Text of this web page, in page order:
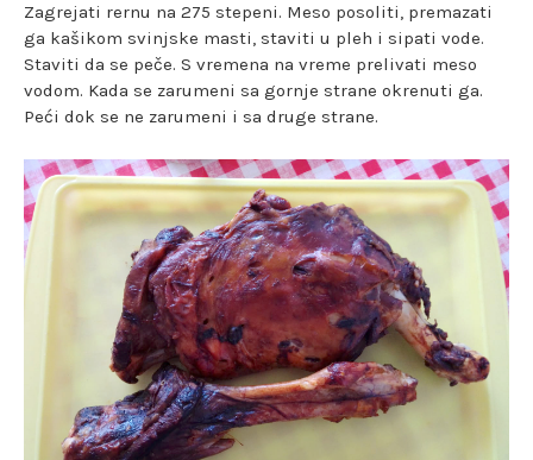
Zagrejati rernu na 275 stepeni. Meso posoliti, premazati
ga kašikom svinjske masti, staviti u pleh i sipati vode.
Staviti da se peče. S vremena na vreme prelivati meso
vodom. Kada se zarumeni sa gornje strane okrenuti ga.
Peći dok se ne zarumeni i sa druge strane.